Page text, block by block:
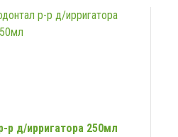
р д/ирригатора 250мл